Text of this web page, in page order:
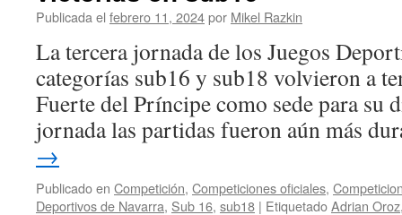
y
Publicada el febrero 11, 2024por Mikel Razkin
La tercera jornada de los Juegos
categorías sub16 y sub18 volvieron a
Fuerte del Príncipe como sede para su
jornada las partidas fueron aún más
→
Publicado en Competición, Competiciones oficiales,
Deportivos de Navarra, Sub 16, sub18 | EtiquetadoAdrian Oroz